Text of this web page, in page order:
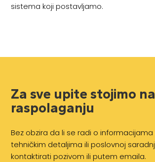
sistema koji postavljamo.
Za sve upite stojimo na
raspolaganju
Bez obzira da li se radi o
tehničkim detaljima ili poslovnoj
kontaktirati pozivom ili putem emaila.